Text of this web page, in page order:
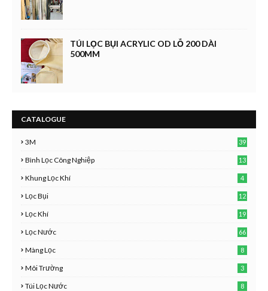
TÚI LỌC BỤI ACRYLIC OD LỖ 200 DÀI
500MM
CATALOGUE
3M 39
Bình Lọc Công Nghiệp 13
Khung Lọc Khí 4
Lọc Bụi 12
Lọc Khí 19
Lọc Nước 66
Màng Lọc 8
Môi Trường 3
Túi Lọc Nước 8